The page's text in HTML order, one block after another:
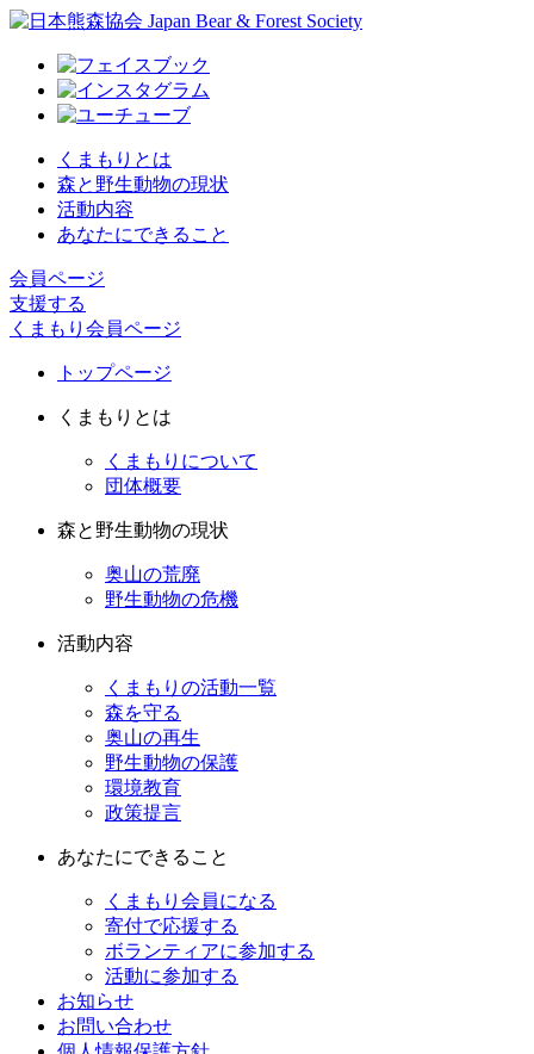
くまもりとは
森と野生動物の現状
活動内容
あなたにできること
会員ページ
支援する
くまもり会員ページ
トップページ
くまもりとは
くまもりについて
団体概要
森と野生動物の現状
奥山の荒廃
野生動物の危機
活動内容
くまもりの活動一覧
森を守る
奥山の再生
野生動物の保護
環境教育
政策提言
あなたにできること
くまもり会員になる
寄付で応援する
ボランティアに参加する
活動に参加する
お知らせ
お問い合わせ